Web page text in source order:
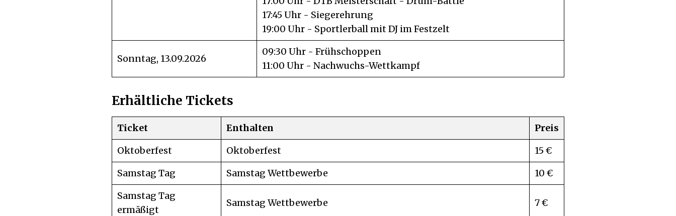
17:45 Uhr - Siegerehrung
19:00 Uhr - Sportlerball mit DJ im Festzelt
Sonntag, 13.09.2026
09:30 Uhr - Frühschoppen
11:00 Uhr - Nachwuchs-Wettkampf
Erhältliche Tickets
Ticket Enthalten
Preis
Oktoberfest
Oktoberfest
15 €
Samstag Tag
Samstag Wettbewerbe
10 €
Samstag Tag
ermäßigt
Samstag Wettbewerbe 7 €